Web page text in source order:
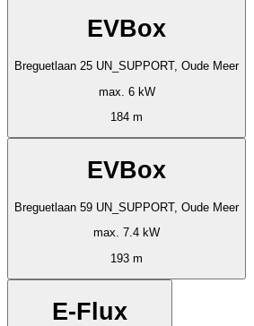
EVBox
Breguetlaan 25 UN_SUPPORT, Oude Meer
max. 6 kW
184 m
EVBox
Breguetlaan 59 UN_SUPPORT, Oude Meer
max. 7.4 kW
193 m
E-Flux